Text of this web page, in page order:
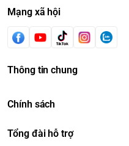
Mạng xã hội
Thông tin chung
Chính sách
Tổng đài hỗ trợ